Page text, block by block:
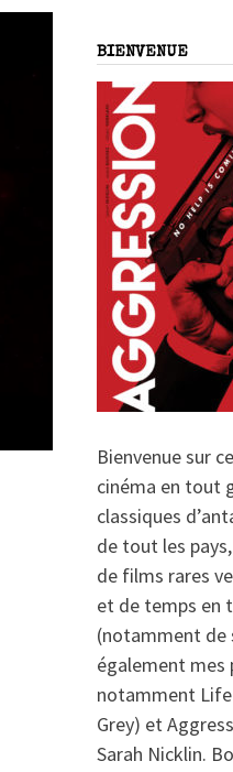
BIENVENUE
Bienvenue sur
cinéma en tout
classiques
de tout les
de films rares
et de temps en
(notamment de
également
notamment Life
Grey) et
Sarah Nicklin.